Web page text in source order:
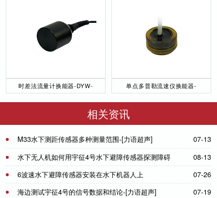
时差法流量计换能器-DYW-
单点多普勒流速仪换能器-
相关资讯
M33水下测距传感器多种测量范围-[力语超声]
07-13
水下无人机如何用宇征4号水下避障传感器探测障碍
物
08-13
6波速水下避障传感器安装在水下机器人上
07-26
海边测试宇征4号的信号数据和结论-[力语超声]
07-19